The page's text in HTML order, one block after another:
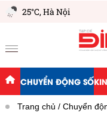
25°C,Hà Nội
CHUYỂN ĐỘNG SỐ
Trang chủ Chuyển